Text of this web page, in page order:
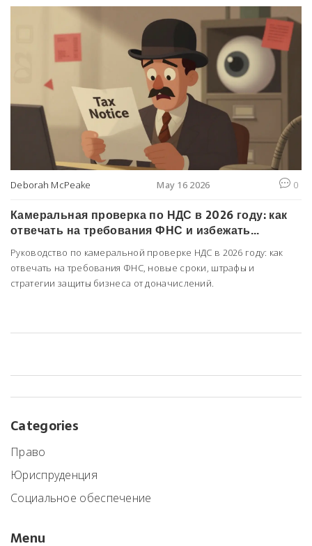
Deborah McPeake May 16 2026 0
Камеральная проверка по НДС в 2026 году: как
отвечать на требования ФНС и избежать
доначислений
Руководство по камеральной проверке НДС в 2026 году: как
отвечать на требования ФНС, новые сроки, штрафы и
стратегии защиты бизнеса от доначислений.
Categories
Право
Юриспруденция
Социальное обеспечение
Menu